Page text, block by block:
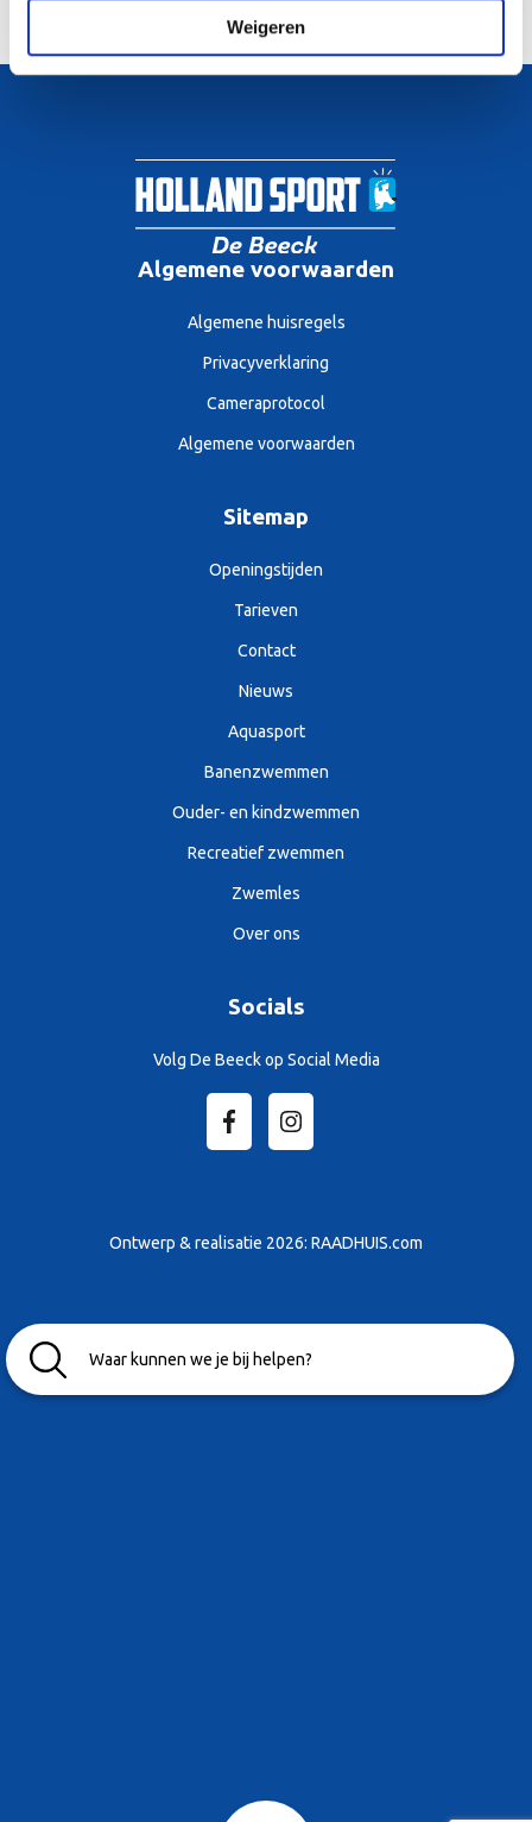
Weigeren
Algemene voorwaarden
Algemene huisregels
Privacyverklaring
Cameraprotocol
Algemene voorwaarden
Sitemap
Openingstijden
Tarieven
Contact
Nieuws
Aquasport
Banenzwemmen
Ouder- en kindzwemmen
Recreatief zwemmen
Zwemles
Over ons
Socials
Volg De Beeck op Social Media
Ontwerp & realisatie 2026: RAADHUIS.com